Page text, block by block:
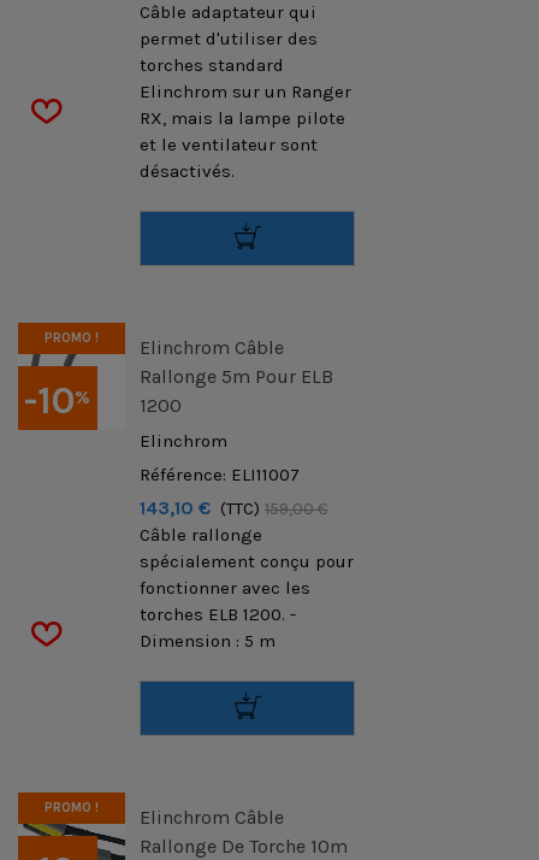
Câble adaptateur qui
permet d'utiliser des
torches standard
Elinchrom sur un Ranger
RX, mais la lampe pilote
et le ventilateur sont
désactivés.
-10%
PROMO !
Elinchrom Câble
Rallonge 5m Pour ELB
1200
Elinchrom
Référence: ELI11007
143,10 € (TTC) 159,00 €
Câble rallonge
spécialement conçu pour
fonctionner avec les
torches ELB 1200. -
Dimension : 5 m
PROMO !
Elinchrom Câble
Rallonge De Torche 10m